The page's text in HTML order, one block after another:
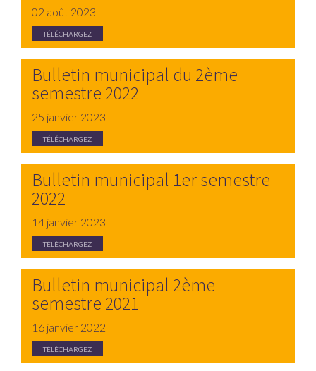
02 août 2023
TÉLÉCHARGEZ
Bulletin municipal du 2ème
semestre 2022
25 janvier 2023
TÉLÉCHARGEZ
Bulletin municipal 1er semestre
2022
14 janvier 2023
TÉLÉCHARGEZ
Bulletin municipal 2ème
semestre 2021
16 janvier 2022
TÉLÉCHARGEZ